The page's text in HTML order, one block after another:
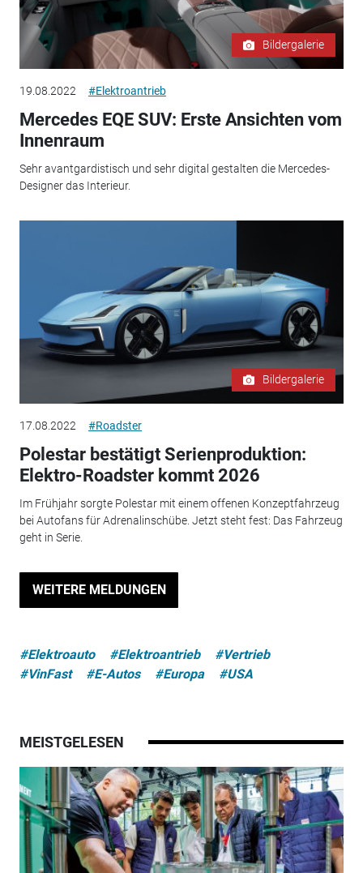
Bildergalerie
19.08.2022 #Elektroantrieb
Mercedes EQE SUV: Erste Ansichten vom
Innenraum
Sehr avantgardistisch und sehr digital gestalten die Mercedes-
Designer das Interieur.
Bildergalerie
17.08.2022 #Roadster
Polestar bestätigt Serienproduktion:
Elektro-Roadster kommt 2026
Im Frühjahr sorgte Polestar mit einem offenen Konzeptfahrzeug
bei Autofans für Adrenalinschübe. Jetzt steht fest: Das Fahrzeug
geht in Serie.
WEITERE MELDUNGEN
#Elektroauto #Elektroantrieb
#Vertrieb
#VinFast
#E-Autos #Europa #USA
MEISTGELESEN